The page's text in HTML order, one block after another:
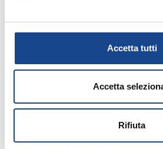
Accetta tutti
Accetta
Rifiuta
La Presidenza del Consiglio: